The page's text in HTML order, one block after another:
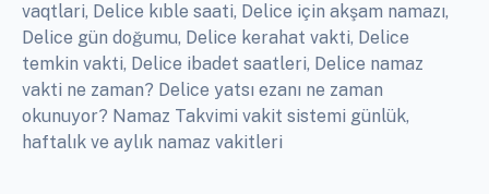
vaqtlari, Delice kıble saati, Delice için akşam namazı,
Delice gün doğumu, Delice kerahat vakti, Delice
temkin vakti, Delice ibadet saatleri, Delice namaz
vakti ne zaman? Delice yatsı ezanı ne zaman
okunuyor? Namaz Takvimi vakit sistemi günlük,
haftalık ve aylık namaz vakitleri